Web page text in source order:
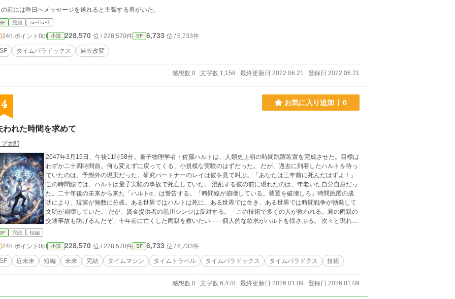
前には昨日へメッセージを送れると主張する男がいた。
完結 ｼｮｰﾄｼｮｰﾄ
24h.ポイント 0pt 小説 228,570 位 / 228,570件 SF 6,733 位 / 6,733件
SF タイムパラドックス 過去改変
感想数 0 文字数 1,158 最終更新日 2022.06.21 登録日 2022.06.21
4 お気に入り追加 0
われた時間を求めて
太郎
2047年3月15日、午後11時58分。量子物理学者・佐藤ハルトは、人類史上初の時間跳躍装置を完成させた。目標は
わずか二十四時間前。何も変えずに戻ってくる、小規模な実験のはずだった。 だが、過去に到着したハルトを待っ
ていたのは、予想外の現実だった。研究パートナーのレイは彼を見て叫ぶ。「あなたは三年前に死んだはずよ！」
この時間線では、ハルトは量子実験の事故で死亡していた。 混乱する彼の前に現れたのは、年老いた自分自身だっ
た。二十年後の未来から来た「ハルトα」は警告する。「時間線が崩壊している。装置を破壊しろ」時間跳躍の成
功により、現実が無数に分岐。ある世界ではハルトは死に、ある世界では生き、ある世界では時間戦争が勃発して
文明が崩壊していた。 だが、資金提供者の黒川シンジは反対する。「この技術で多くの人が救われる。君の両親の
交通事故も防げるんだぞ」十年前に亡くした両親を救いたい——個人的な欲求がハルトを揺さぶる。 次々と現れ
い。問題は使い方だ」彼は決断する。装置は破壊しない。代わりに、国際監視機構を設立し、時間跳躍技術の使用
を厳格に管理する。個人的理由での過去改変は禁止。許可されるのは科学的観測と災害予防のみ。 その瞬間、空間
が激しく揺れた。「タイムラインの収束だ！」複数に分岐していた現実が、ハルトの決断により一つに統合され始
——全てのタイムラインは最初から一つだった。分岐は幻想。自分の選択が、現実を決定していた。 三ヶ月後、国
完結 短編
24h.ポイント 0pt 小説 228,570 位 / 228,570件 SF 6,733 位 / 6,733件
SF 近未来 短編 未来 完結 タイムマシン タイムトラベル タイムパラドックス タイムパラドクス 技術
感想数 0 文字数 6,478 最終更新日 2026.01.09 登録日 2026.01.09